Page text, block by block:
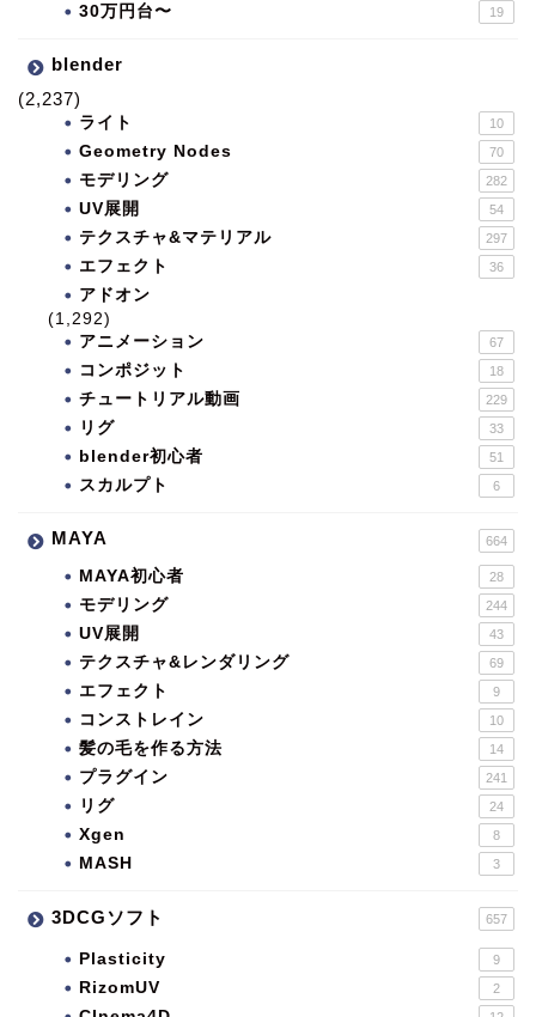
30万円台〜 19
blender
(2,237)
ライト 10
Geometry Nodes 70
モデリング 282
UV展開 54
テクスチャ&マテリアル 297
エフェクト 36
アドオン
(1,292)
アニメーション
67
コンポジット 18
チュートリアル動画 229
リグ 33
blender初心者 51
スカルプト 6
MAYA 664
MAYA初心者 28
モデリング 244
UV展開 43
テクスチャ&レンダリング 69
エフェクト 9
コンストレイン 10
髪の毛を作る方法 14
プラグイン 241
リグ 24
Xgen 8
MASH 3
3DCGソフト 657
Plasticity 9
RizomUV 2